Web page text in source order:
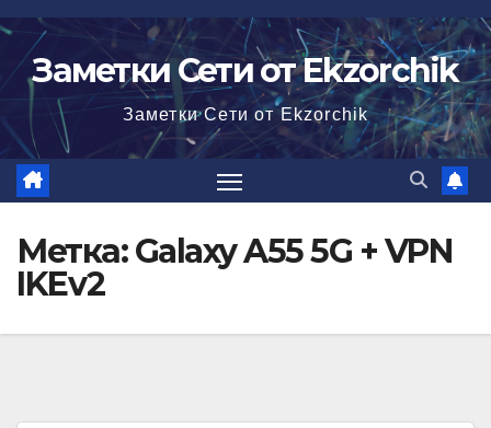
Перейти
содержимому
Заметки Сети от Ekzorchik
Заметки Сети от Ekzorchik
Метка:Galaxy A55 5G + VPN
IKEv2